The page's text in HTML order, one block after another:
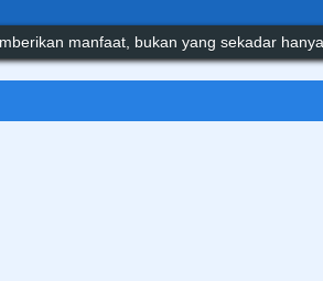
manfaat, bukan yang sekadar